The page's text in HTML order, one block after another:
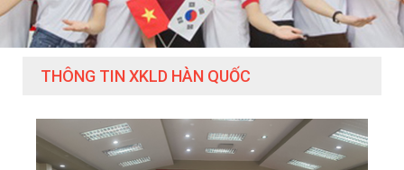
THÔNG TIN XKLD HÀN QUỐC